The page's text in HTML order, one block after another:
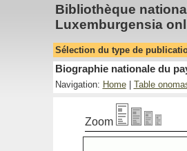
Bibliothèque
Luxemburgensia
Sélection du type de
Biographie nationale du
Navigation: Home| Table
Zoom